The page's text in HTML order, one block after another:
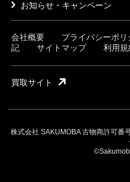
お知らせ・キャンペーン
会社概要 プライバシーポリ
記
サイトマップ 利用規
買取サイト
株式会社 SAKUMOBA 古物商許可